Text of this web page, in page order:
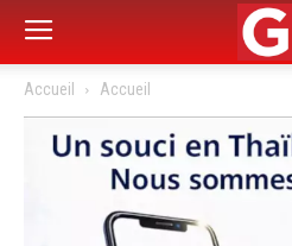
Accueil Accueil